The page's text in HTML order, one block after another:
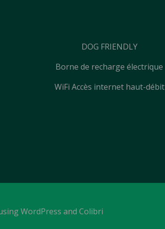
DOG FRIENDLY
Borne de recharge électrique
WiFi Accès internet haut-débit
WordPress and Colibri